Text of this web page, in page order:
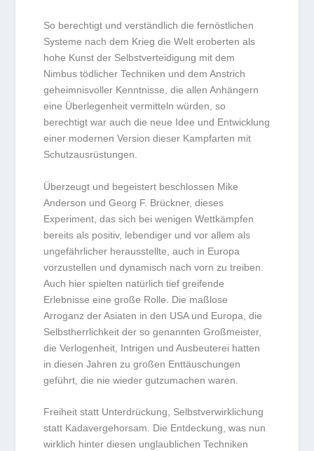
So berechtigt und verständlich die fernöstlichen
Systeme nach dem Krieg die Welt eroberten als
hohe Kunst der Selbstverteidigung mit dem
Nimbus tödlicher Techniken und dem Anstrich
geheimnisvoller Kenntnisse, die allen Anhängern
eine Überlegenheit vermitteln würden, so
berechtigt war auch die neue Idee und Entwicklung
einer modernen Version dieser Kampfarten mit
Schutzausrüstungen.
Überzeugt und begeistert beschlossen Mike
Anderson und Georg F. Brückner, dieses
Experiment, das sich bei wenigen Wettkämpfen
bereits als positiv, lebendiger und vor allem als
ungefährlicher herausstellte, auch in Europa
vorzustellen und dynamisch nach vorn zu treiben.
Auch hier spielten natürlich tief greifende
Erlebnisse eine große Rolle. Die maßlose
Arroganz der Asiaten in den USA und Europa, die
Selbstherrlichkeit der so genannten Großmeister,
die Verlogenheit, Intrigen und Ausbeuterei hatten
in diesen Jahren zu großen Enttäuschungen
geführt, die nie wieder gutzumachen waren.
Freiheit statt Unterdrückung, Selbstverwirklichung
statt Kadavergehorsam. Die Entdeckung, was nun
wirklich hinter diesen unglaublichen Techniken